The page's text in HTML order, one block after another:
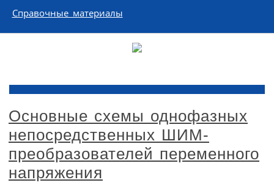
Справочные материалы
Основные схемы однофазных
непосредственных ШИМ-
преобразователей переменного
напряжения